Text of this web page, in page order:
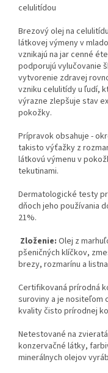
celulitídou
Brezový olej na
látkovej výmeny v
vznikajú na jar cenné
podporujú vylučovanie
vytvorenie zdravej
vzniku celulitídy u ľudí,
výrazne zlepšuje stav
pokožky.
Prípravok obsahuje -
takisto výťažky z
látkovú výmenu v
tekutinami.
Dermatologické testy
dňoch jeho používania
21%.
Zloženie: Olej z
pšeničných klíčkov,
brezy, rozmarínu a
Certifikovaná prírodná
suroviny a je nositeľom
kvality čisto prírodnej
Netestované na
konzervačné látky,
minerálnych olejov